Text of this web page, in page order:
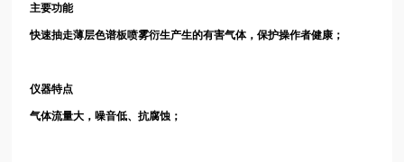
主要功能
快速抽走薄层色谱板喷雾衍生产生的有害气体，保护操作者健康；
仪器特点
气体流量大，噪音低、抗腐蚀；